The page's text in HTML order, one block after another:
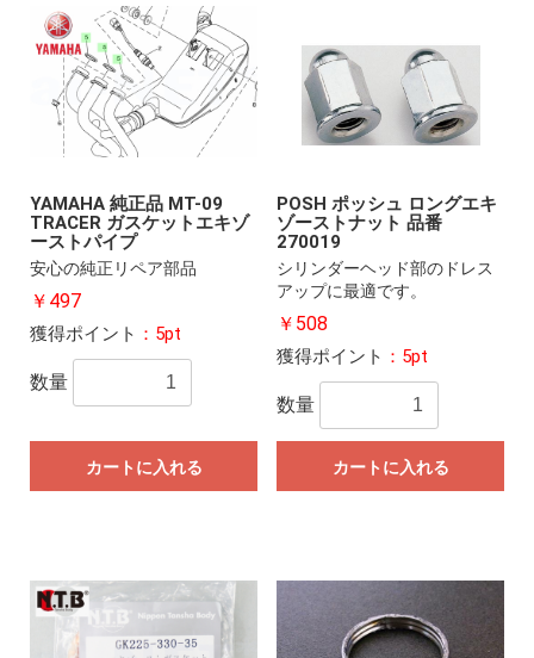
YAMAHA 純正品 MT-09
TRACER ガスケットエキゾ
ーストパイプ
安心の純正リペア部品
￥497
獲得ポイント ：5pt
数量
カートに入れる
POSH ポッシュ ロングエキ
ゾーストナット 品番
270019
シリンダーヘッド部のドレス
アップに最適です。
￥508
獲得ポイント ：5pt
数量
カートに入れる